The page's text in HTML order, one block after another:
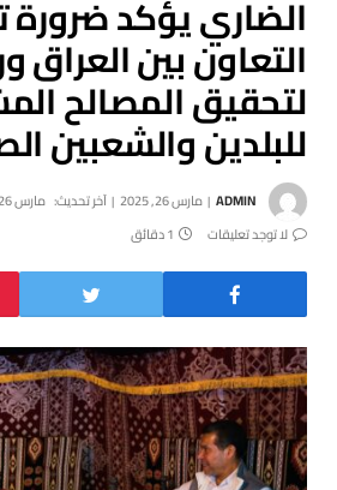
الضاري يؤكد ضرورة
التعاون بين العراق
لتحقيق المصالح
للبلدين والشعبين
ADMIN مارس 26, 2025 آخر تحديث: مارس 26, 2025
لا توجد تعليقات
1 دقائق